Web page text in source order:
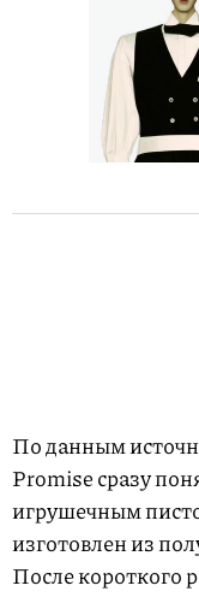
По данным
Promise сразу
игрушечным
изготовлен из
После короткого